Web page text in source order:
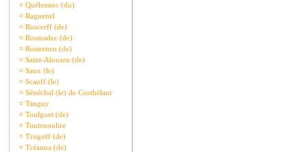
¤ Quélennec (du)
¤ Raguenel
¤ Roscerff (de)
¤ Rosmadec (de)
¤ Rostrenen (de)
¤ Saint-Alouarn (de)
¤ Saux (le)
¤ Scauff (le)
¤ Sénéchal (le) de Coethélant
¤ Tanguy
¤ Toulgoet (de)
¤ Toutenoultre
¤ Trogoff (de)
¤ Tréanna (de)